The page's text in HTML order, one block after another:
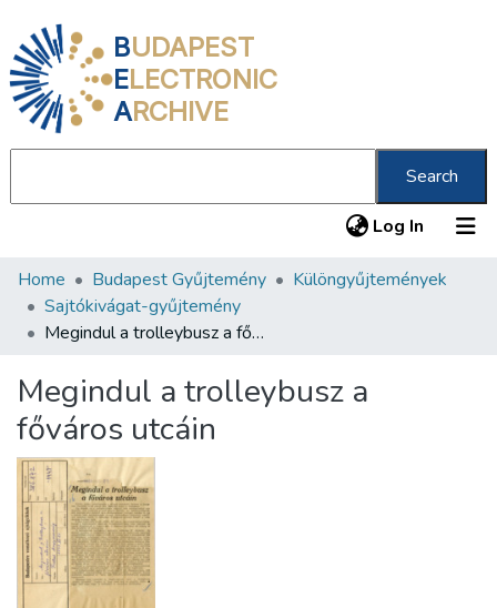
BUDAPEST
ELECTRONIC
ARCHIVE
Search
Log In (current)
Communities & Collections
All of DSpace
About us
Home Budapest Gyűjtemény
Különgyűjtemények
Sajtókivágat-gyűjtemény
Megindul a trolleybusz a főváros utcáin
Megindul a trolleybusz a
főváros utcáin